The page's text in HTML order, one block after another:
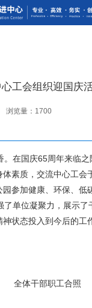
心工会组织迎国庆
浏览量：1700
。在国庆65周年来临之
素质，交流中心工会
参加健康、环保、低
单位凝聚力，展示了
状态投入到今后的工
全体干部职工合照